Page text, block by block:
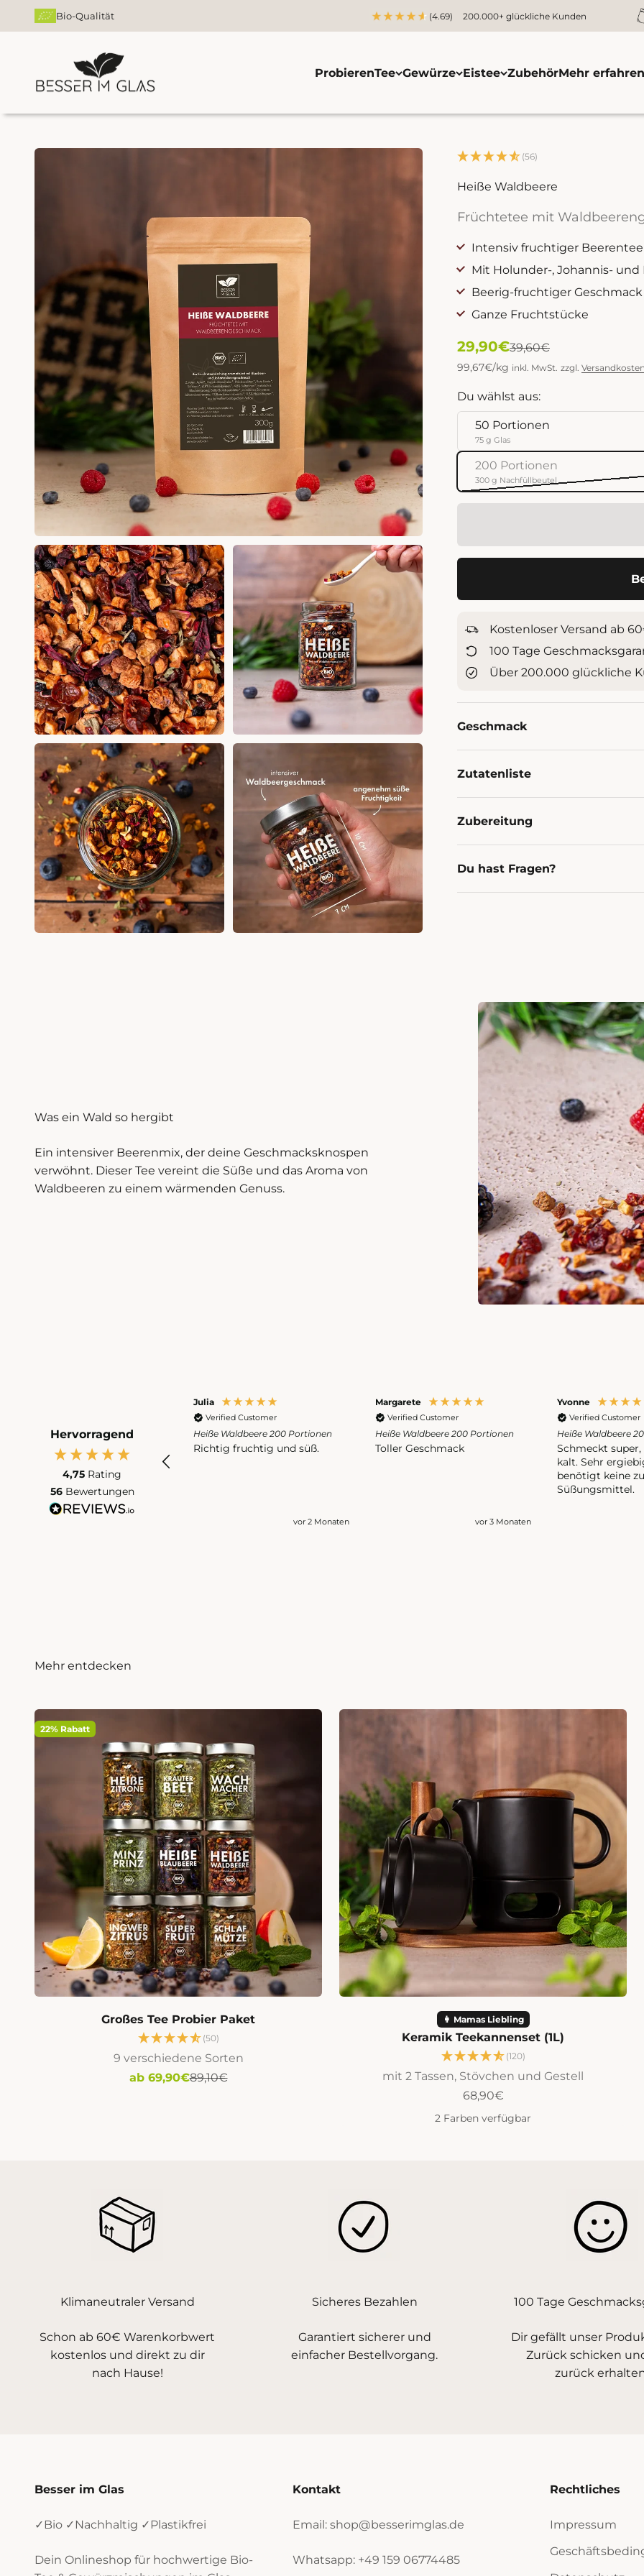
Zum Inhalt springen
Bio-Qualität (4.69) 200.000+ glückliche Kunden
ProbierenTee Gewürze Eistee ZubehörMehr erfahren
Besser im Glas
(56)
Heiße Waldbeere
Früchtetee mit
Intensiv fruchtiger Beerentee
Mit Holunder-, Johannis-
Beerig-fruchtiger Geschmack
Ganze Fruchtstücke
Angebot
29,90€Regulärer Preis
39,60€
99,67€/kg inkl. MwSt. zzgl. Versandkosten
Du wählst aus:
50 Portionen
75 g Glas
200 Portionen
300 g Nachfüllbeutel
Kostenloser Versand ab
100 Tage
Über 200.000 glückliche
Geschmack
Zutatenliste
Zubereitung
Du hast Fragen?
Was ein Wald so hergibt
Ein intensiver Beerenmix, der deine Geschmacksknospen
verwöhnt. Dieser Tee vereint die Süße und das Aroma von
Waldbeeren zu einem wärmenden Genuss.
Hervorragend
4,75 Rating
56 Bewertungen
Heiße Waldbeere 50 Portionen
Mehr Geschmack nach Beere
und weniger Säure wäre gut
Julia
Verified Customer
Heiße Waldbeere 200 Portionen
Richtig fruchtig und süß.
vor 2 Monaten
Margarete
Verified Customer
Heiße Waldbeere 200 Portionen
Toller Geschmack
vor 3 Monaten
Yvonne
Verified Customer
Heiße Waldbeere
Schmeckt
kalt. Sehr
benötigt keine
Süßungsmittel.
Mehr entdecken
22% Rabatt
Großes Tee Probier Paket
(50)
9 verschiedene Sorten
Angebot
ab 69,90€Regulärer Preis
89,10€
👩 Mamas Liebling
Keramik Teekannenset (1L)
(120)
mit 2 Tassen, Stövchen und Gestell
Angebot
68,90€
2 Farben verfügbar
Klimaneutraler Versand
Schon ab 60€ Warenkorbwert
kostenlos und direkt zu dir
nach Hause!
Sicheres Bezahlen
Garantiert sicherer und
einfacher Bestellvorgang.
100 Tage
Dir gefällt unser
Zurück schicken
zurück
Besser im Glas
✓Bio ✓Nachhaltig ✓Plastikfrei
Dein Onlineshop für hochwertige Bio-
Kontakt
Email: shop@besserimglas.de
Whatsapp: +49 159 06774485
Rechtliches
Impressum